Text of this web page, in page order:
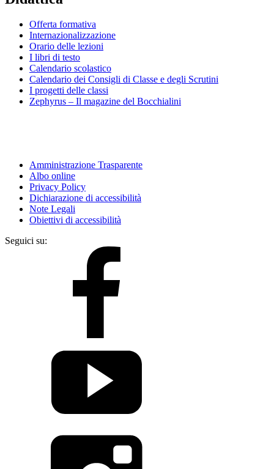
Offerta formativa
Internazionalizzazione
Orario delle lezioni
I libri di testo
Calendario scolastico
Calendario dei Consigli di Classe e degli Scrutini
I progetti delle classi
Zephyrus – Il magazine del Bocchialini
Amministrazione Trasparente
Albo online
Privacy Policy
Dichiarazione di accessibilità
Note Legali
Obiettivi di accessibilità
Seguici su: